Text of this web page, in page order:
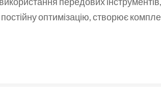
оптимізацію, створює